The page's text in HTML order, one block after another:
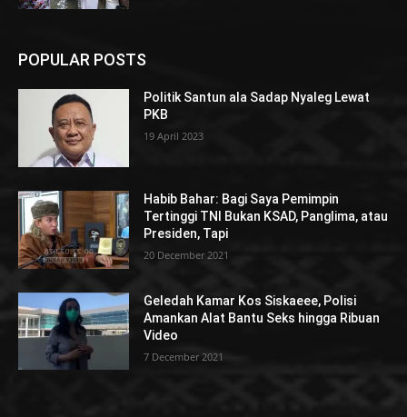
POPULAR POSTS
Politik Santun ala Sadap Nyaleg Lewat
PKB
19 April 2023
Habib Bahar: Bagi Saya Pemimpin
Tertinggi TNI Bukan KSAD, Panglima, atau
Presiden, Tapi
20 December 2021
Geledah Kamar Kos Siskaeee, Polisi
Amankan Alat Bantu Seks hingga Ribuan
Video
7 December 2021